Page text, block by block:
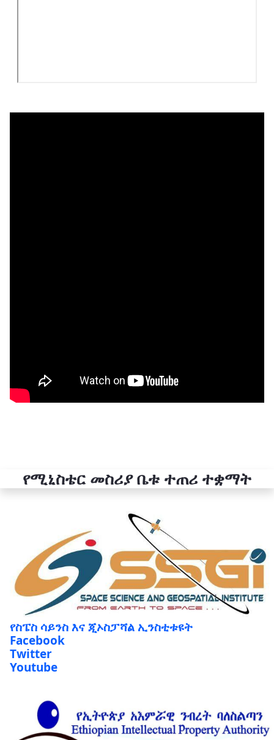
የሚኒስቴር መስሪያ ቤቱ ተጠሪ ተቋማት
የስፔስ ሳይንስ እና ጂኦስፓሻል ኢንስቲቱዩት
Facebook
Twitter
Youtube